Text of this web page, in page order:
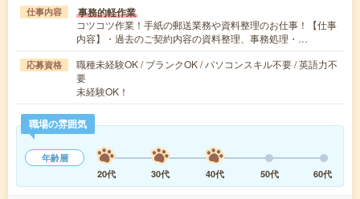
仕事内容 事務的軽作業
コツコツ作業！手紙の郵送業務や資料整理のお仕事！【仕事
内容】・過去のご契約内容の資料整理、事務処理・…
応募資格
職種未経験OK / ブランクOK / パソコンスキル不要 / 英語力不
要
未経験OK！
職場の雰囲気
年齢層
20代
30代 40代 50代 60代